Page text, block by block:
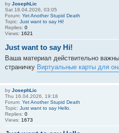
by JosephLic
Sat 18.04.2026, 03:05
Forum: Yet Another Stupid Death
Topic: Just want to say Hi!
Replies: 0
Views: 1621
Just want to say Hi!
Ваша материал действительно
страничку Виртуальные карты для
by JosephLic
Thu 16.04.2026, 19:18
Forum: Yet Another Stupid Death
Topic: Just want to say Hello.
Replies: 0
Views: 1673